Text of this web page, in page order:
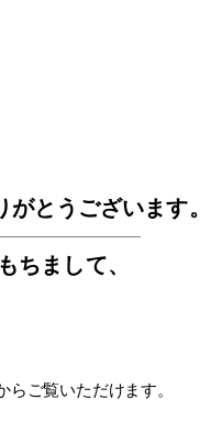
とうございます。
ちまして、
らご覧いただけます。